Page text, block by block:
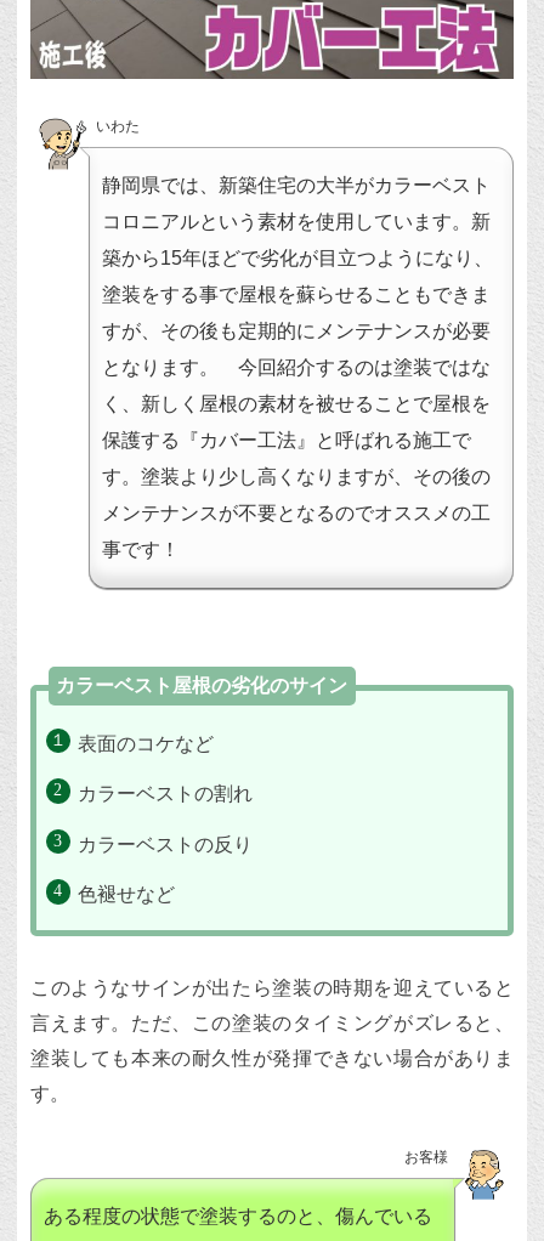
いわた
静岡県では、新築住宅の大半がカラーベスト
コロニアルという素材を使用しています。新
築から15年ほどで劣化が目立つようになり、
塗装をする事で屋根を蘇らせることもできま
すが、その後も定期的にメンテナンスが必要
となります。 今回紹介するのは塗装ではな
く、新しく屋根の素材を被せることで屋根を
保護する『カバー工法』と呼ばれる施工で
す。塗装より少し高くなりますが、その後の
メンテナンスが不要となるのでオススメの工
事です！
カラーベスト屋根の劣化のサイン
表面のコケなど
カラーベストの割れ
カラーベストの反り
色褪せなど
このようなサインが出たら塗装の時期を迎えていると
言えます。ただ、この塗装のタイミングがズレると、
塗装しても本来の耐久性が発揮できない場合がありま
す。
お客様
ある程度の状態で塗装するのと、傷んでいる